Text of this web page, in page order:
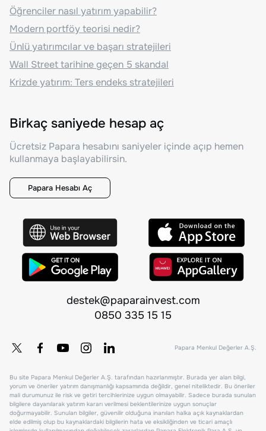
Öğrenciler nasıl yatırım yapabilir?
Modern portföy teorisi nedir?
Ünlü yatırımcılar ve başarı stratejileri
Wall Street tarihine geçen 5 skandal
Krizde yatırım: Ters endeks stratejileri
Birkaç saniyede hesap aç
Ücretsiz Papara hesabını saniyeler içinde açıp hemen
kullanmaya başlayabilirsin.
Papara Hesabı Aç
destek@paparainvest.com
0850 335 15 15
Papara Menkul Değerler A.Ş.
Bu site Papara Menkul Değerler A.Ş. tarafından hazırlanmıştır. Burada yer alan bilgi,
yorum ve öneriler yatırım danışmanlığı kapsamında değildir, genel niteliktedir. Bu öneriler
mali durumunuz ile risk ve getiri tercihlerinize uygun olmayabilir. Sadece burada sunulan
bilgilere dayanılarak yatırım kararı verilmesi beklentilerinize uygun sonuçlar
doğurmayabilir. Sunulan bilgiler, güvenilir olduğuna inanılan halka açık kaynaklardan
elde edilmiş olup bu kaynaklardaki bilgilerin hata ve eksikliğinden ve ticari amaçlı